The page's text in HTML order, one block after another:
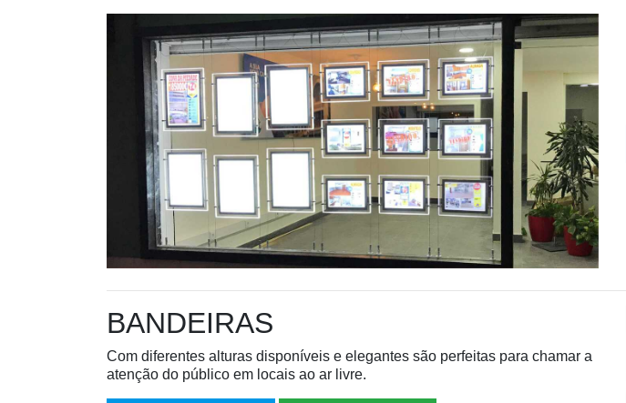
BANDEIRAS
Com diferentes alturas disponíveis e elegantes são perfeitas para chamar a
atenção do público em locais ao ar livre.